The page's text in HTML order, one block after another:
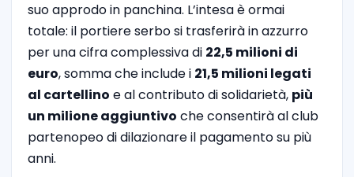
suo approdo in panchina. L’intesa è ormai
totale: il portiere serbo si trasferirà in azzurro
per una cifra complessiva di 22,5 milioni di
euro, somma che include i 21,5 milioni legati
al cartellino e al contributo di solidarietà, più
un milione aggiuntivo che consentirà al club
partenopeo di dilazionare il pagamento su più
anni.